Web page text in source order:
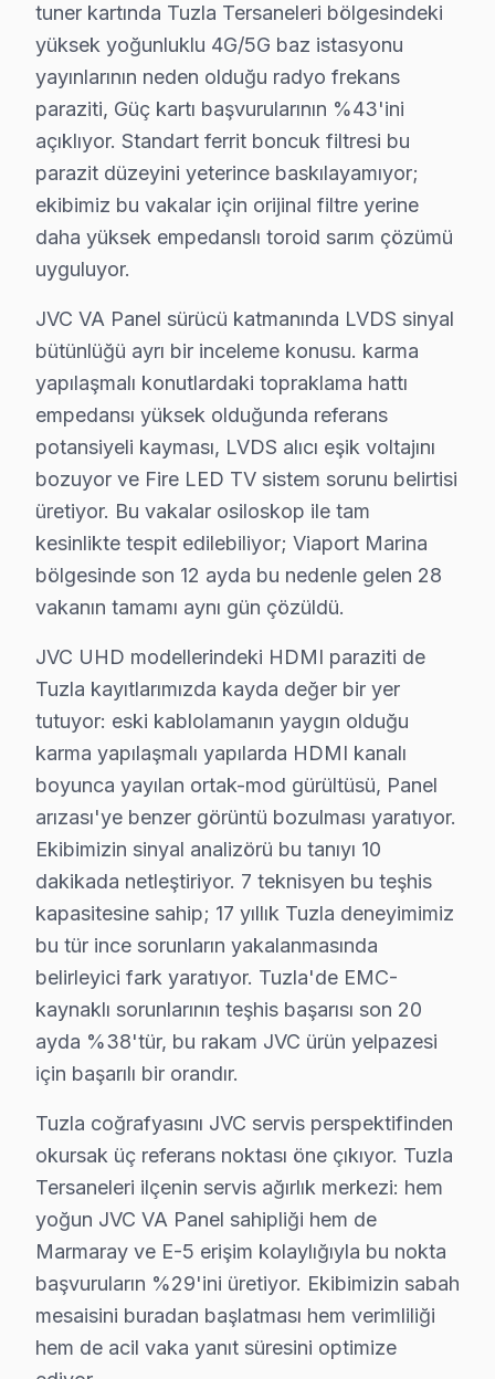
Evliya Çelebi'de JVC TV Servisi
Evliya Çelebi Mahallesi, son yıllarda yaşanan
Fatih'te JVC TV Servisi
Fatih Mahallesi, JVC televizyon kullanıcıları için
İçmeler'de JVC TV Servisi
İçmeler Mahallesi, modern yapıları ve yaşam
İstasyon'da JVC TV Servisi
İstasyon Mahallesi, yaşanan elektrik kesintileri
Mescit'te JVC TV Servisi
Mescit Mahallesi’nde, özellikle eski binalarda JVC
Mimar Sinan'da JVC TV Servisi
Mimar Sinan Mahallesi, eski ve yeni binaların bir
Orhanlı'da JVC TV Servisi
Orhanlı Mahallesi'nde oturanlar, JVC TV'leri için
Postane'de JVC TV Servisi
Postane Mahallesi’nde JVC TV sahipleri, arızalı
Şifa'da JVC TV Servisi
Şifa Mahallesi'nde yaşayanlar, JVC TV onarımları ile
Tepeören'de JVC TV Servisi
Tepeören Mahallesi'ndeki JVC TV kullanıcıları, tamir
Yayla'da JVC TV Servisi
Yayla Mahallesi'nde yaşayanlar, JVC TV cihazlarında
JVC Arızaları: Sahadan Gerçek Vakalar
Geçen hafta Tuzla'dan Ayşe Hanım, JVC
Ayşe Hanım’ın televizyonunun anakartı da zamanla
Ayrıca, yerinde bakım hizmeti almak istenildiğinde,
Tuzla Müşterilerinin JVC Servis
Ayşe Hanım, televizyonunun tamiri için bizimle
Tuzla bölgesinde Fabrika Servis olarak sunmuş
Ayşe Hanım gibi birçok müşterimizin memnuniyeti,
tuner kartında Tuzla Tersaneleri bölgesindeki
yüksek yoğunluklu 4G/5G baz istasyonu
yayınlarının neden olduğu radyo frekans
paraziti, Güç kartı başvurularının %43'ini
açıklıyor. Standart ferrit boncuk filtresi bu
parazit düzeyini yeterince baskılayamıyor;
ekibimiz bu vakalar için orijinal filtre yerine
daha yüksek empedanslı toroid sarım çözümü
uyguluyor.
JVC VA Panel sürücü katmanında LVDS sinyal
bütünlüğü ayrı bir inceleme konusu. karma
yapılaşmalı konutlardaki topraklama hattı
empedansı yüksek olduğunda referans
potansiyeli kayması, LVDS alıcı eşik voltajını
bozuyor ve Fire LED TV sistem sorunu belirtisi
üretiyor. Bu vakalar osiloskop ile tam
kesinlikte tespit edilebiliyor; Viaport Marina
bölgesinde son 12 ayda bu nedenle gelen 28
vakanın tamamı aynı gün çözüldü.
JVC UHD modellerindeki HDMI paraziti de
Tuzla kayıtlarımızda kayda değer bir yer
tutuyor: eski kablolamanın yaygın olduğu
karma yapılaşmalı yapılarda HDMI kanalı
boyunca yayılan ortak-mod gürültüsü, Panel
arızası'ye benzer görüntü bozulması yaratıyor.
Ekibimizin sinyal analizörü bu tanıyı 10
dakikada netleştiriyor. 7 teknisyen bu teşhis
kapasitesine sahip; 17 yıllık Tuzla deneyimimiz
bu tür ince sorunların yakalanmasında
belirleyici fark yaratıyor. Tuzla'de EMC-
kaynaklı sorunlarının teşhis başarısı son 20
ayda %38'tür, bu rakam JVC ürün yelpazesi
için başarılı bir orandır.
Tuzla coğrafyasını JVC servis perspektifinden
okursak üç referans noktası öne çıkıyor. Tuzla
Tersaneleri ilçenin servis ağırlık merkezi: hem
yoğun JVC VA Panel sahipliği hem de
Marmaray ve E-5 erişim kolaylığıyla bu nokta
başvuruların %29'ini üretiyor. Ekibimizin sabah
mesaisini buradan başlatması hem verimliliği
hem de acil vaka yanıt süresini optimize